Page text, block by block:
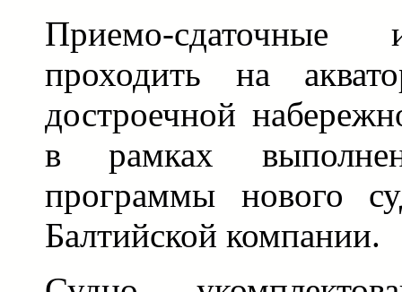
Приемо-сдаточные
проходить на
достроечной
в рамках
программы нового
Балтийской компании.